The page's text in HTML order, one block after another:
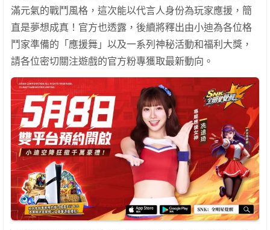
滿元氣的戰鬥風格，這次能以代言人身份為玩家應援，簡
直是夢想成真！官方也透露，後續將釋出由小迪為各位格
鬥家準備的「應援舞」以及一系列神秘活動和福利大獎，
請各位密切關注遊戲的官方粉專獲取最新動向。